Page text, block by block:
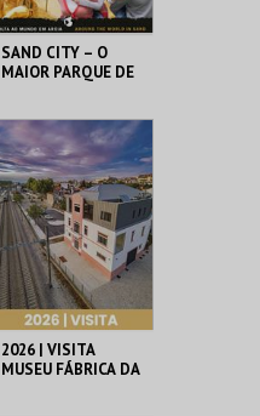
SAND CITY – O
MAIOR PARQUE DE
SAND CITY
MAIS INFO
COMPRAR
2026 | VISITA
MUSEU FÁBRICA DA